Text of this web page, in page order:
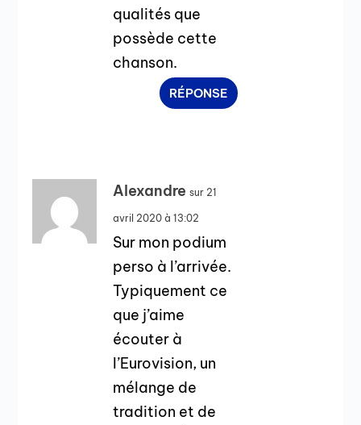
qualités que
possède cette
chanson.
RÉPONSE
Alexandre sur 21
avril 2020 à 13:02
Sur mon podium
perso à l’arrivée.
Typiquement ce
que j’aime
écouter à
l’Eurovision, un
mélange de
tradition et de